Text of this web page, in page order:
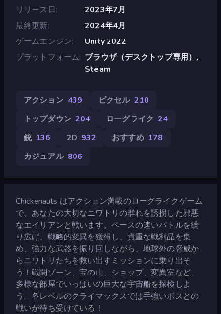
リリース日
2023年7月
最終更新
2024年4月
ゲームエンジン
Unity 2022
プラットフォーム ブラウザ（デスクトップ専用）,
Steam
アクション 439 ピクセル 210
トップダウン 204 ローグライク 24
銃 136 2D 932 おすすめ 178
カジュアル 806
Chickenauts はアクション満載のローグライクゲーム
で、あなたの大切なニワトリの群れを誘拐した邪悪
なエイリアンと戦います。ペースの速いバトルを繰
り広げ、戦略的変異を獲得し、貴重な戦利品を集
め、強力な武器を振り回しながら、地球外の脅威か
らニワトリたちを救い出すミッションに乗り出そ
う！戦闘ゾーン、宝の山、ショップ、変異室など、
多様な部屋でいっぱいの巨大な宇宙船を探検しよ
う。各レベルのクライマックスでは手強いボスとの
戦いが待ち受けている！